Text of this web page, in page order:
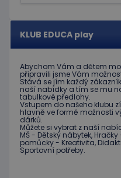
KLUB EDUCA play
Abychom Vám a dětem
připravili jsmeVám
Stává se jím každý zákazník
naší nabídky a tím se mu
tabulkové předlohy.
Vstupem do našeho klubu
hlavně veformě možnosti
dárků.
Můžete si vybrat z naší
MŠ- Dětský nábytek, Hračky
pomůcky- Kreativita,
Sportovní potřeby.
eshopcartid
CookieScriptConsent